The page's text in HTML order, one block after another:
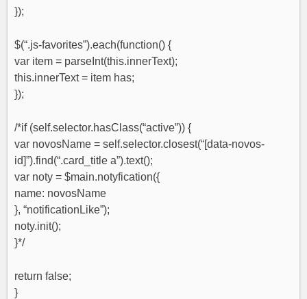
});
$(“.js-favorites”).each(function() {
var item = parseInt(this.innerText);
this.innerText = item has;
});
/*if (self.selector.hasClass(“active”)) {
var novosName = self.selector.closest(“[data-novos-
id]”).find(“.card_title a”).text();
var noty = $main.notyfication({
name: novosName
}, “notificationLike”);
noty.init();
}*/
return false;
}